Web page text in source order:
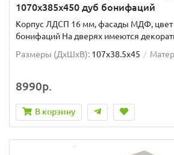
1070x385x450 дуб бонифаций
Корпус ЛДСП 16 мм, фасады МДФ, цвет
бонифаций На дверях имеются
Размеры (ДхШxВ): 107x38.5x45
8990р.
В корзину